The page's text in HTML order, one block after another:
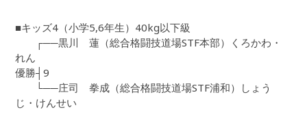
■キッズ4（小学5,6年生）40kg以下級
┌──黒川 蓮（総合格闘技道場STF本部）くろかわ・
れん
優勝┤9
└──庄司 拳成（総合格闘技道場STF浦和）しょう
じ・けんせい